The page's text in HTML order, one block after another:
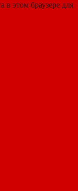
в этом браузере для